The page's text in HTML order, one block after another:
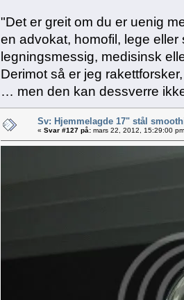
"Det er greit om du er uenig
en advokat, homofil, lege
legningsmessig, medisinsk
Derimot så er jeg
… men den kan dessverre
Sv: Hjemmelagde 17" stål
« Svar #127 på: mars 22, 2012, 15:29:00